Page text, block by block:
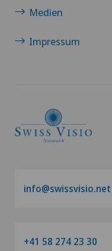
Medien
Impressum
info@swissvisio.net
+41 58 274 23 30